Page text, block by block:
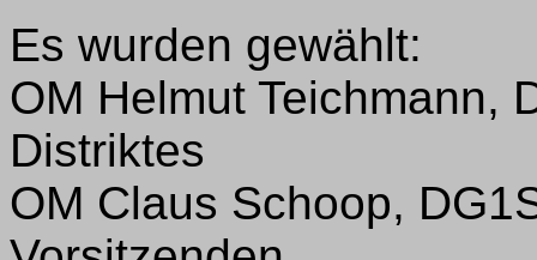
Es wurden gewählt:
OM Helmut Teichmann,
Distriktes
OM Claus Schoop,